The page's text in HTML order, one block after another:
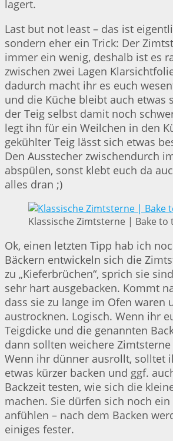
lagert.
Last but not least – das ist
sondern eher ein Trick: Der
immer ein wenig, deshalb ist es
zwischen zwei Lagen
dadurch macht ihr es euch
und die Küche bleibt auch etwas
der Teig selbst damit noch
legt ihn für ein Weilchen in den
gekühlter Teig lässt sich etwas
Den Ausstecher zwischendurch
abspülen, sonst klebt euch da
alles dran ;)
Klassische Zimtsterne | Bake to
Ok, einen letzten Tipp hab ich
Bäckern entwickeln sich die
zu „Kieferbrüchen“, sprich sie
sehr hart ausgebacken. Kommt
dass sie zu lange im Ofen waren
austrocknen. Logisch. Wenn ihr
Teigdicke und die genannten
dann sollten weichere
Wenn ihr dünner ausrollt, solltet
etwas kürzer backen und ggf.
Backzeit testen, wie sich die
machen. Sie dürfen sich noch
anfühlen – nach dem Backen
einiges fester.